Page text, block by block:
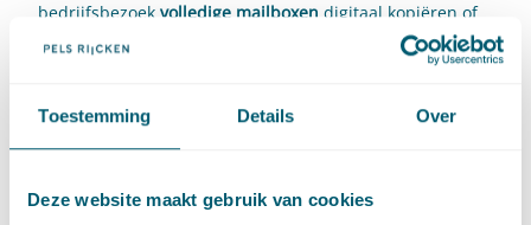
Toestemming Details Over
Deze website maakt gebruik van cookies
bedrijfsbezoek volledige mailboxen digitaal kopiëren of
dient een selectie te worden gemaakt?
Is het geautomatiseerd doorzoeken van veiliggestelde
kantore van de toezichthouder - toegestaan? En zo ja, welke
waarborgen dienen daarbij in acht te worden genomen?
toezichtsbevoegdheden van titel 5.2 Awb "Europa-proof"